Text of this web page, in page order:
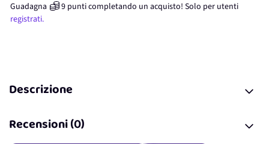
Guadagna 9 punticompletando un acquisto! Solo per utenti
registrati.
Descrizione
Recensioni (0)